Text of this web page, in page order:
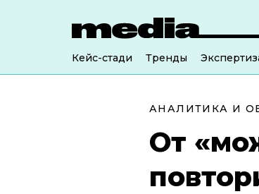
Кейс-стади Тренды
АНАЛИТИКА И
От